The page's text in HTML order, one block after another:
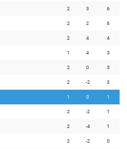
2 3 6
2 2 6
2 4 4
1 4 3
2 0 3
2 -2 3
1 0 1
2 -2 1
2 -4 1
2 -2 0